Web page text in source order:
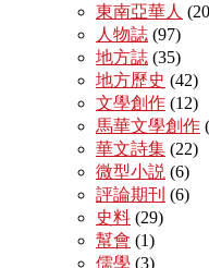
東南亞華人
人物誌 (97)
地方誌 (35)
地方歷史 (42)
文學創作 (12)
馬華文學創作
華文詩集 (22)
微型小説 (6)
評論期刊 (6)
史料 (29)
幫會 (1)
儒學 (3)